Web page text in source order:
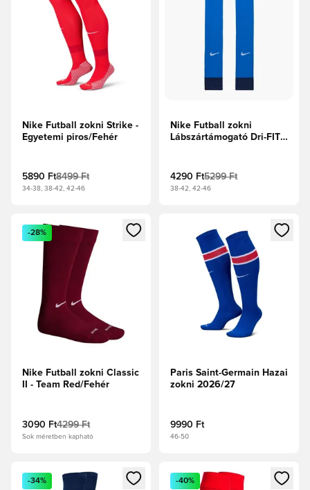
Nike Futball zokni Strike -
Egyetemi piros/Fehér
5890 Ft8499 Ft
34-38, 38-42, 42-46
Nike Futball zokni
Lábszártámogató Dri-FIT
4290 Ft5299 Ft
38-42, 42-46
Megnyit egy modált a bejelentkezéshez vagy a tagként
-28%
Nike Futball zokni Classic
II - Team Red/Fehér
3090 Ft4299 Ft
Sok méretben kapható
Megnyit egy modált a
Paris Saint-Germain Hazai
zokni 2026/27
9990 Ft
46-50
Megnyit egy modált a bejelentkezéshez vagy a tagként
-34%
Megnyit egy modált a
-40%